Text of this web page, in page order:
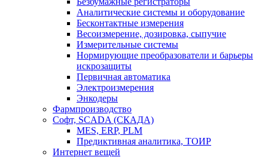
Аналитические системы и оборудование
Бесконтактные измерения
Весоизмерение, дозировка, сыпучие
Измерительные системы
Нормирующие преобразователи и барьеры
искрозащиты
Первичная автоматика
Электроизмерения
Энкодеры
Фармпроизводство
Софт, SCADA (СКАДА)
MES, ERP, PLM
Предиктивная аналитика, ТОИР
Интернет вещей